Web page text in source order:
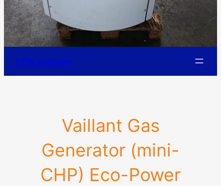
Offer overview
Vaillant Gas
Generator (mini-
CHP) Eco-Power